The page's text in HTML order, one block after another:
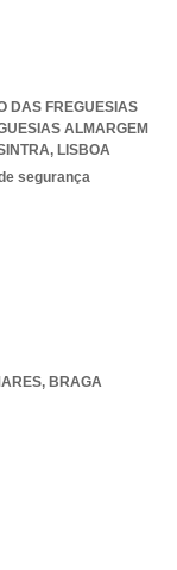
DAS FREGUESIAS
ALMARGEM
, LISBOA
segurança
, BRAGA